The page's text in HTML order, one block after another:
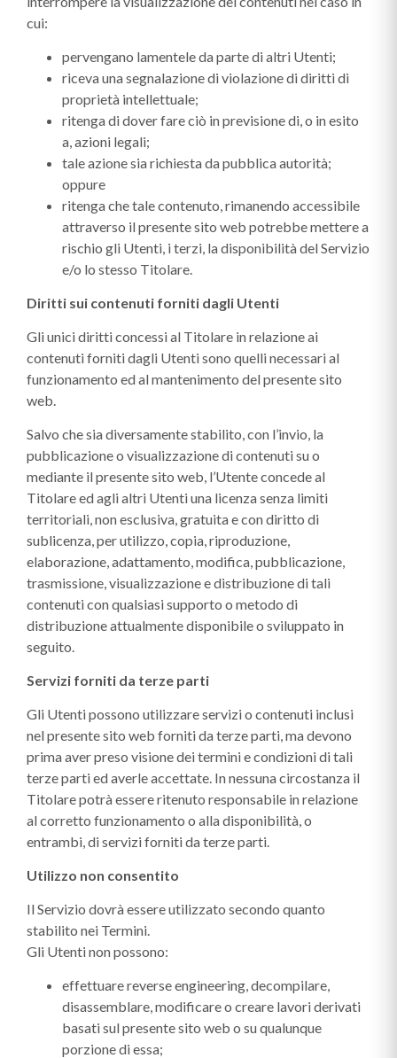
cui:
pervengano lamentele da parte di altri Utenti;
riceva una segnalazione di violazione di diritti di
proprietà intellettuale;
ritenga di dover fare ciò in previsione di, o in esito
a, azioni legali;
tale azione sia richiesta da pubblica autorità;
oppure
ritenga che tale contenuto, rimanendo accessibile
attraverso il presente sito web potrebbe mettere a
rischio gli Utenti, i terzi, la disponibilità del Servizio
e/o lo stesso Titolare.
Diritti sui contenuti forniti dagli Utenti
Gli unici diritti concessi al Titolare in relazione ai
contenuti forniti dagli Utenti sono quelli necessari al
funzionamento ed al mantenimento del presente sito
web.
Salvo che sia diversamente stabilito, con l’invio, la
pubblicazione o visualizzazione di contenuti su o
mediante il presente sito web, l’Utente concede al
Titolare ed agli altri Utenti una licenza senza limiti
territoriali, non esclusiva, gratuita e con diritto di
sublicenza, per utilizzo, copia, riproduzione,
elaborazione, adattamento, modifica, pubblicazione,
trasmissione, visualizzazione e distribuzione di tali
contenuti con qualsiasi supporto o metodo di
distribuzione attualmente disponibile o sviluppato in
seguito.
Servizi forniti da terze parti
Gli Utenti possono utilizzare servizi o contenuti inclusi
nel presente sito web forniti da terze parti, ma devono
prima aver preso visione dei termini e condizioni di tali
terze parti ed averle accettate. In nessuna circostanza il
Titolare potrà essere ritenuto responsabile in relazione
al corretto funzionamento o alla disponibilità, o
entrambi, di servizi forniti da terze parti.
Utilizzo non consentito
Il Servizio dovrà essere utilizzato secondo quanto
stabilito nei Termini.
Gli Utenti non possono:
effettuare reverse engineering, decompilare,
disassemblare, modificare o creare lavori derivati
basati sul presente sito web o su qualunque
porzione di essa;